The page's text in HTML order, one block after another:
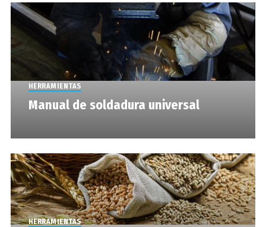
HERRAMIENTAS
Manual de soldadura universal
HERRAMIENTAS